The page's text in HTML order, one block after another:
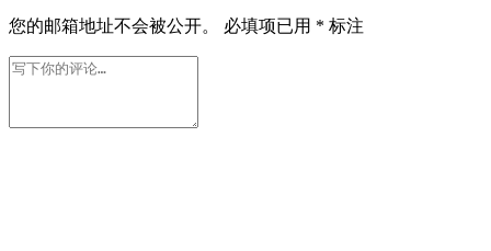
您的邮箱地址不会被公开。 必填项已用 * 标注